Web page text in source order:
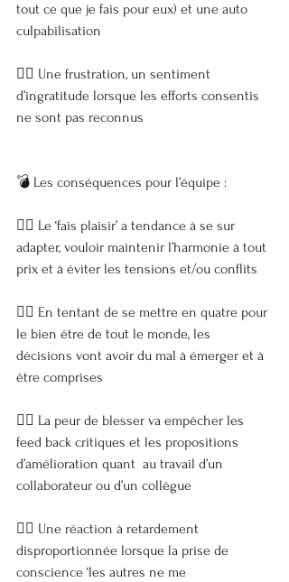
tout ce que je fais pour eux) et une auto
culpabilisation
👉🏼 Une frustration, un sentiment
d’ingratitude lorsque les efforts consentis
ne sont pas reconnus
💣 Les conséquences pour l’équipe :
👉🏼 Le ‘fais plaisir’ a tendance à se sur
adapter, vouloir maintenir l’harmonie à tout
prix et à éviter les tensions et/ou conflits
👉🏼 En tentant de se mettre en quatre pour
le bien être de tout le monde, les
décisions vont avoir du mal à émerger et à
être comprises
👉🏼 La peur de blesser va empêcher les
feed back critiques et les propositions
d’amélioration quant  au travail d’un
collaborateur ou d’un collègue
👉🏼 Une réaction à retardement
disproportionnée lorsque la prise de
conscience ‘les autres ne me